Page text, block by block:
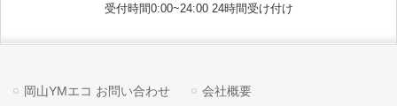
受付時間0:00~24:00 24時間受け付け
岡山YMエコ お問い合わせ 会社概要